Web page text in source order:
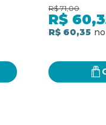
R$ 71,00
R$
R$ 60,35